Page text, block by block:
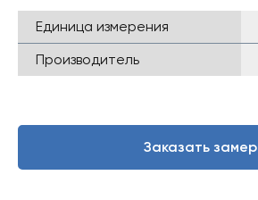
Единица измерения
Производитель
Заказать замер